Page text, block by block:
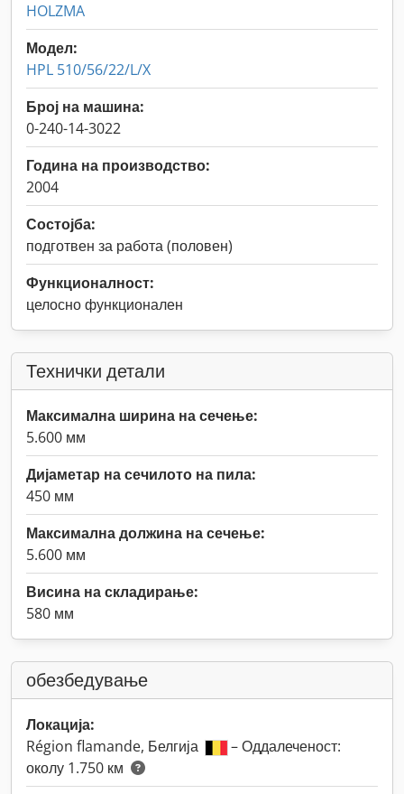
HOLZMA
Модел:
HPL 510/56/22/L/X
Број на машина:
0-240-14-3022
Година на производство:
2004
Состојба:
подготвен за работа (половен)
Функционалност:
целосно функционален
Технички детали
Максимална ширина на сечење:
5.600 мм
Дијаметар на сечилото на пила:
450 мм
Максимална должина на сечење:
5.600 мм
Висина на складирање:
580 мм
обезбедување
Локација:
Région flamande, Белгија
– Оддалеченост:
околу 1.750 км